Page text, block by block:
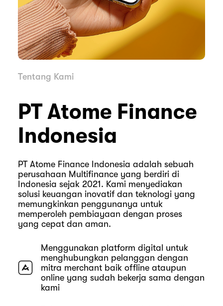
Tentang Kami
PT Atome Finance
Indonesia
PT Atome Finance Indonesia adalah sebuah
perusahaan Multifinance yang berdiri di
Indonesia sejak 2021. Kami menyediakan
solusi keuangan inovatif dan teknologi yang
memungkinkan penggunanya untuk
memperoleh pembiayaan dengan proses
yang cepat dan aman.
Menggunakan platform digital untuk
menghubungkan pelanggan dengan
mitra merchant baik offline ataupun
online yang sudah bekerja sama dengan
kami